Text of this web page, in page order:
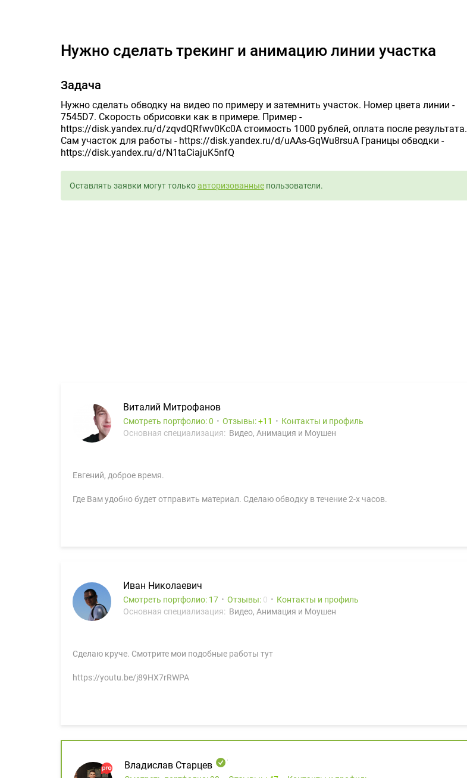
Нужно сделать трекинг и анимацию линии участка
Задача
Нужно сделать обводку на видео по примеру и затемнить участок. Номер цвета линии -
7545D7. Скорость обрисовки как в примере. Пример -
https://disk.yandex.ru/d/zqvdQRfwv0Kc0A стоимость 1000 рублей, оплата после результата.
Сам участок для работы - https://disk.yandex.ru/d/uAAs-GqWu8rsuA Границы обводки -
https://disk.yandex.ru/d/N1taCiajuK5nfQ
Оставлять заявки могут толькоавторизованные пользователи.
Виталий Митрофанов
Смотреть портфолио: 0 Отзывы: 11
Контакты и профиль
Основная специализация: Видео, Анимация и Моушен
Евгений, доброе время.
Где Вам удобно будет отправить материал. Сделаю обводку в течение 2-х часов.
Иван Николаевич
Смотреть портфолио: 17 Отзывы: 0
Контакты и профиль
Основная специализация: Видео, Анимация и Моушен
Сделаю круче. Смотрите мои подобные работы тут
https://youtu.be/j89HX7rRWPA
Владислав Старцев